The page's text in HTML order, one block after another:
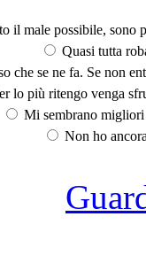
il male possibile, sono
Quasi tutta
che se ne fa. Se non
lo più ritengo venga
Mi sembrano
Non ho